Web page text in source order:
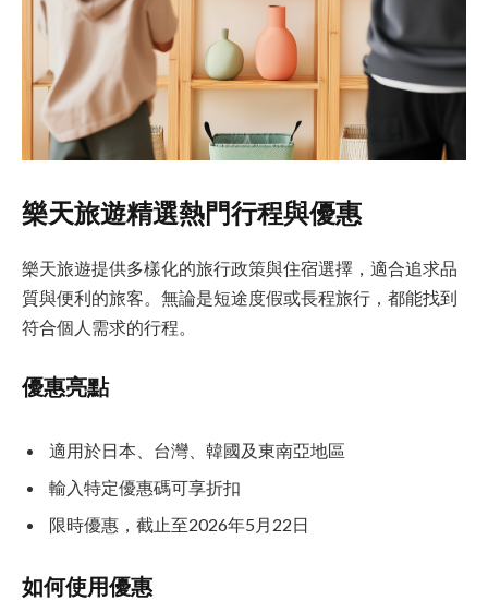
樂天旅遊精選熱門行程與優惠
樂天旅遊提供多樣化的旅行政策與住宿選擇，適合追求品
質與便利的旅客。無論是短途度假或長程旅行，都能找到
符合個人需求的行程。
優惠亮點
適用於日本、台灣、韓國及東南亞地區
輸入特定優惠碼可享折扣
限時優惠，截止至2026年5月22日
如何使用優惠